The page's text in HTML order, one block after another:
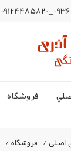
فروشگاه
اصلی/ فروشگاه/